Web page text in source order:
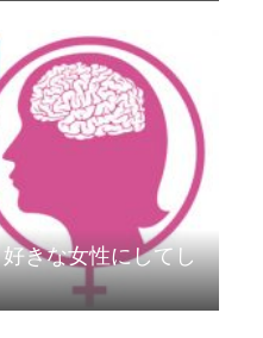
きな女性にしてし